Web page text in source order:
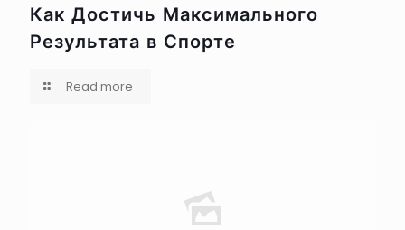
Как Достичь Максимального
Результата в Спорте
Read more